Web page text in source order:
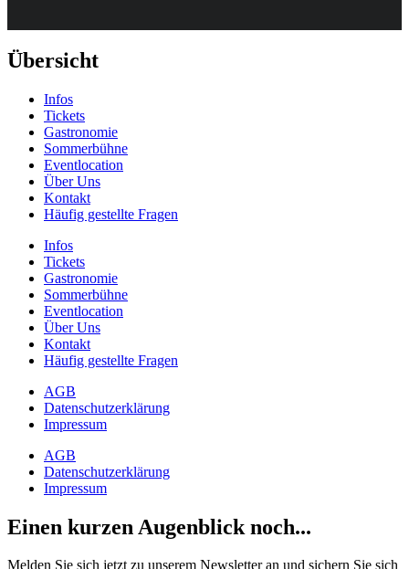
Übersicht
Infos
Tickets
Gastronomie
Sommerbühne
Eventlocation
Über Uns
Kontakt
Häufig gestellte Fragen
Infos
Tickets
Gastronomie
Sommerbühne
Eventlocation
Über Uns
Kontakt
Häufig gestellte Fragen
AGB
Datenschutzerklärung
Impressum
AGB
Datenschutzerklärung
Impressum
Einen kurzen Augenblick noch...
Melden Sie sich jetzt zu unserem Newsletter an und sichern Sie sich